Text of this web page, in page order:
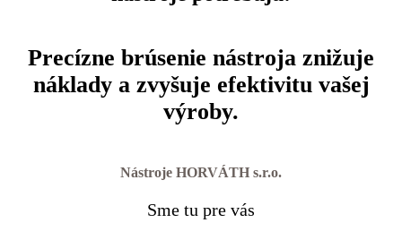
Precízne brúsenie nástroja znižuje
náklady a zvyšuje efektivitu vašej
výroby.
Nástroje HORVÁTH s.r.o.
Sme tu pre vás